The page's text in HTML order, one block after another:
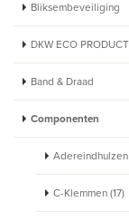
Bliksembeveiliging
DKW ECO
Band & Draad
Componenten
Adereindhulzen
C-Klemmen (17)